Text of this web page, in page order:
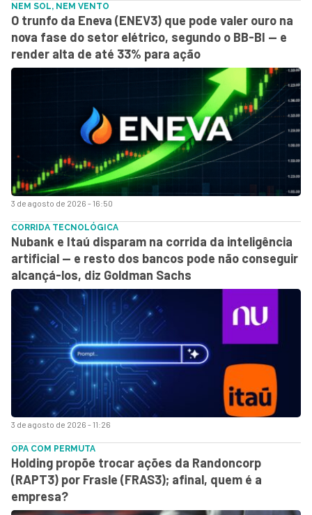
3 de agosto de 2026 - 16:50
NEM SOL, NEM VENTO
O trunfo da Eneva (ENEV3) que pode valer ouro na
nova fase do setor elétrico, segundo o BB-BI — e
render alta de até 33% para ação
3 de agosto de 2026 - 11:26
CORRIDA TECNOLÓGICA
Nubank e Itaú disparam na corrida da inteligência
artificial — e resto dos bancos pode não conseguir
alcançá-los, diz Goldman Sachs
OPA COM PERMUTA
Holding propõe trocar ações da Randoncorp
(RAPT3) por Frasle (FRAS3); afinal, quem é a
empresa?